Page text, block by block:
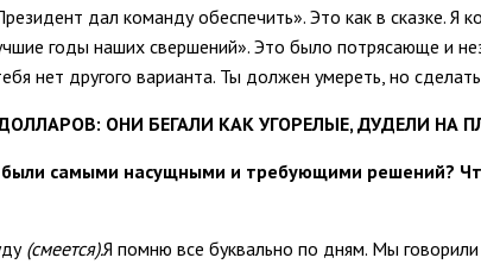
дал команду обеспечить». Это как в сказке. Я
годы наших свершений». Это было потрясающе и
нет другого варианта. Ты должен умереть, но
ОНИ БЕГАЛИ КАК УГОРЕЛЫЕ, ДУДЕЛИ НА
самыми насущными и требующими решений?
(смеется).Я помню все буквально по дням. Мы